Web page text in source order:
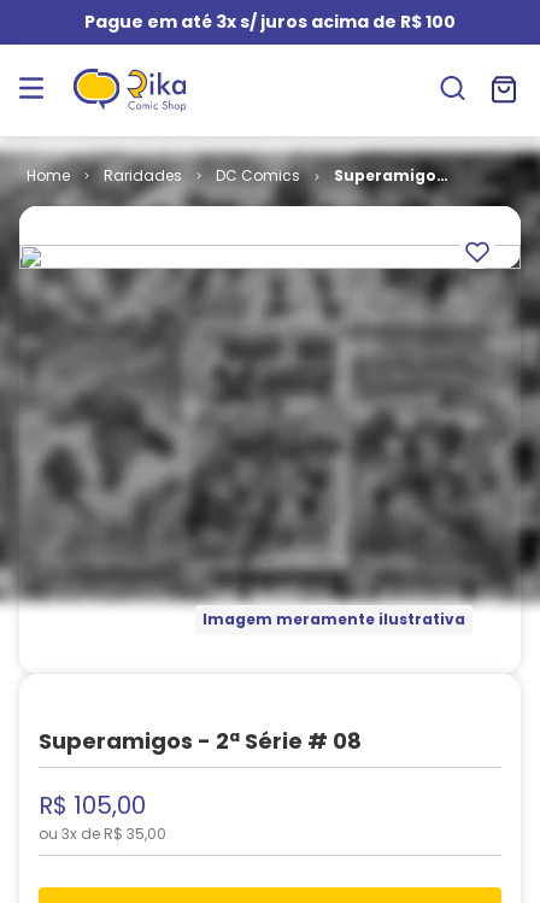
Pague em até 3x s/ juros acima de R$ 100
Raridades DC Comics
Superamigos
- 2ª Série # 08
Imagem meramente ilustrativa
Superamigos - 2ª Série # 08
R$ 105,00
ou 3x de R$ 35,00